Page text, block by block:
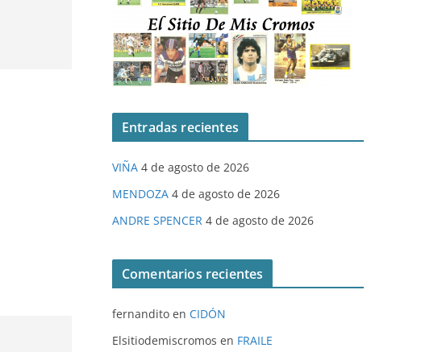
Entradas recientes
VIÑA 4 de agosto de 2026
MENDOZA 4 de agosto de 2026
ANDRE SPENCER 4 de agosto de 2026
Comentarios recientes
fernandito en CIDÓN
Elsitiodemiscromos en FRAILE